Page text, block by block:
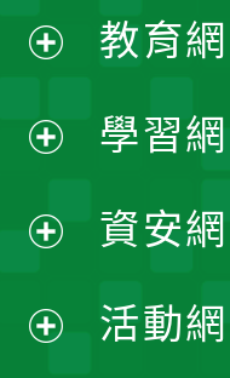
選
單
開
選
單
開
選
單
開
選
開
教育
學習
資安
活動